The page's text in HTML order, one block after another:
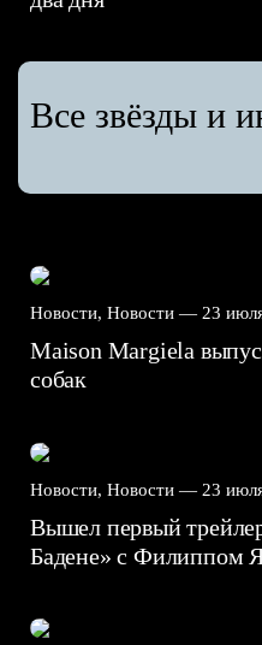
Все звёзды и
Новости, Новости — 23
Maison Margiela
собак
Новости, Новости — 23
Вышел первый
Бадене» с Филиппом